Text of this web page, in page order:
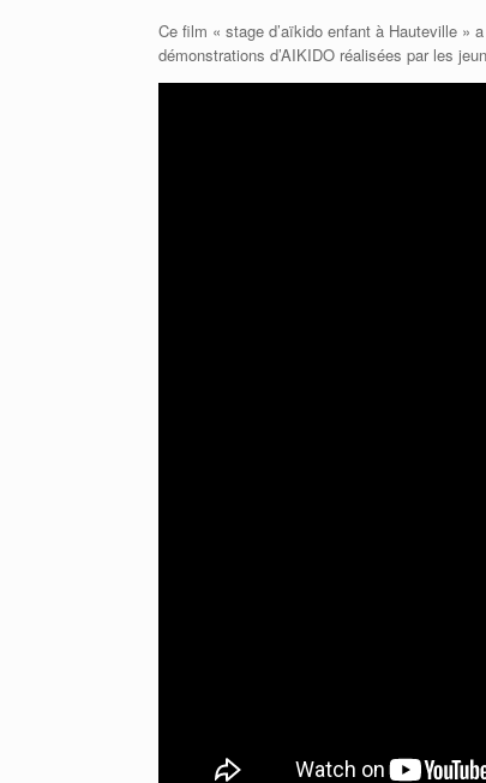
Ce film « stage d’aïkido enfant à Hauteville »
démonstrations d’AIKIDO réalisées par les